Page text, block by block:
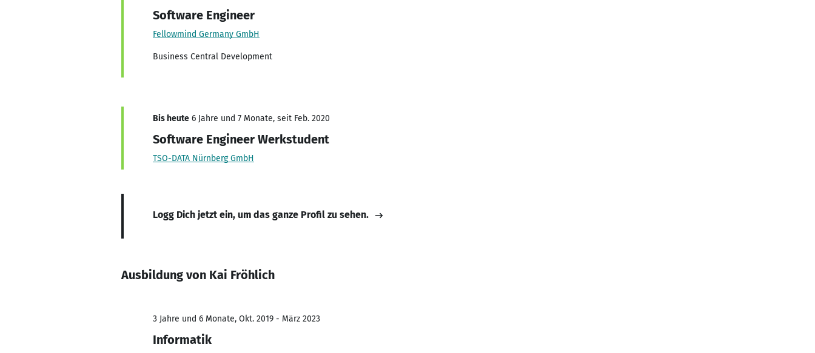
Software Engineer
Fellowmind Germany GmbH
Business Central Development
Bis heute 6 Jahre und 7 Monate, seit Feb. 2020
Software Engineer Werkstudent
TSO-DATA Nürnberg GmbH
Logg Dich jetzt ein, um das ganze Profil zu sehen.
Ausbildung von Kai Fröhlich
3 Jahre und 6 Monate, Okt. 2019 - März 2023
Informatik